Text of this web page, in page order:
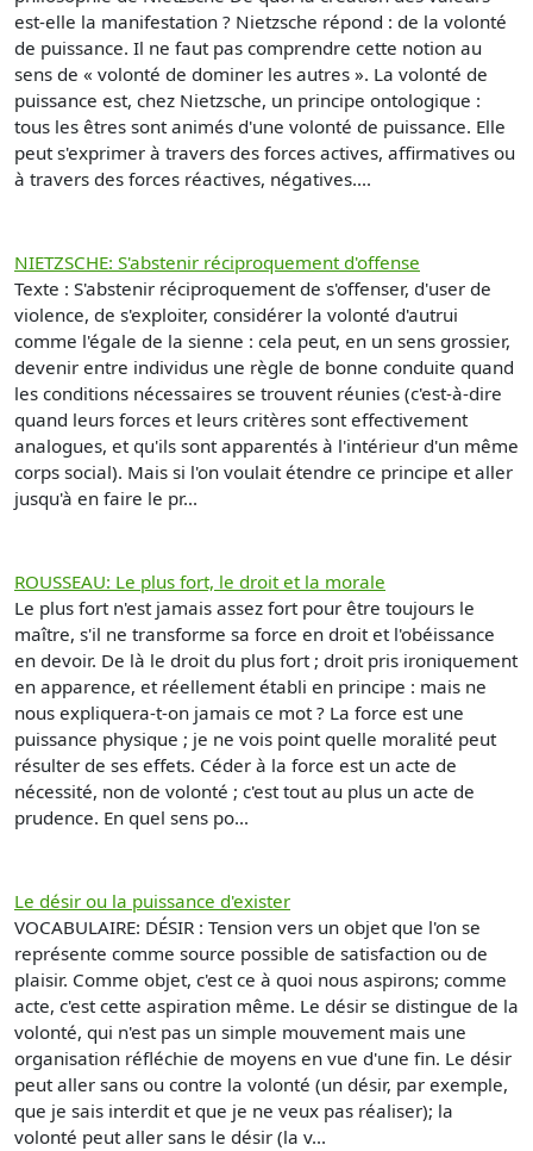
est-elle la manifestation ? Nietzsche répond : de la volonté
de puissance. Il ne faut pas comprendre cette notion au
sens de « volonté de dominer les autres ». La volonté de
puissance est, chez Nietzsche, un principe ontologique :
tous les êtres sont animés d'une volonté de puissance. Elle
peut s'exprimer à travers des forces actives, affirmatives ou
à travers des forces réactives, négatives....
NIETZSCHE: S'abstenir réciproquement d'offense
Texte : S'abstenir réciproquement de s'offenser, d'user de
violence, de s'exploiter, considérer la volonté d'autrui
comme l'égale de la sienne : cela peut, en un sens grossier,
devenir entre individus une règle de bonne conduite quand
les conditions nécessaires se trouvent réunies (c'est-à-dire
quand leurs forces et leurs critères sont effectivement
analogues, et qu'ils sont apparentés à l'intérieur d'un même
corps social). Mais si l'on voulait étendre ce principe et aller
jusqu'à en faire le pr...
ROUSSEAU: Le plus fort, le droit et la morale
Le plus fort n'est jamais assez fort pour être toujours le
maître, s'il ne transforme sa force en droit et l'obéissance
en devoir. De là le droit du plus fort ; droit pris ironiquement
en apparence, et réellement établi en principe : mais ne
nous expliquera-t-on jamais ce mot ? La force est une
puissance physique ; je ne vois point quelle moralité peut
résulter de ses effets. Céder à la force est un acte de
nécessité, non de volonté ; c'est tout au plus un acte de
prudence. En quel sens po...
Le désir ou la puissance d'exister
VOCABULAIRE: DÉSIR : Tension vers un objet que l'on se
représente comme source possible de satisfaction ou de
plaisir. Comme objet, c'est ce à quoi nous aspirons; comme
acte, c'est cette aspiration même. Le désir se distingue de la
volonté, qui n'est pas un simple mouvement mais une
organisation réfléchie de moyens en vue d'une fin. Le désir
peut aller sans ou contre la volonté (un désir, par exemple,
que je sais interdit et que je ne veux pas réaliser); la
volonté peut aller sans le désir (la v...